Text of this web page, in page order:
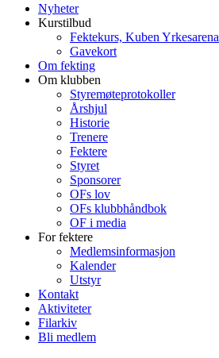
Nyheter
Kurstilbud
Fektekurs, Kuben Yrkesarena
Gavekort
Om fekting
Om klubben
Styremøteprotokoller
Årshjul
Historie
Trenere
Fektere
Styret
Sponsorer
OFs lov
OFs klubbhåndbok
OF i media
For fektere
Medlemsinformasjon
Kalender
Utstyr
Kontakt
Aktiviteter
Filarkiv
Bli medlem